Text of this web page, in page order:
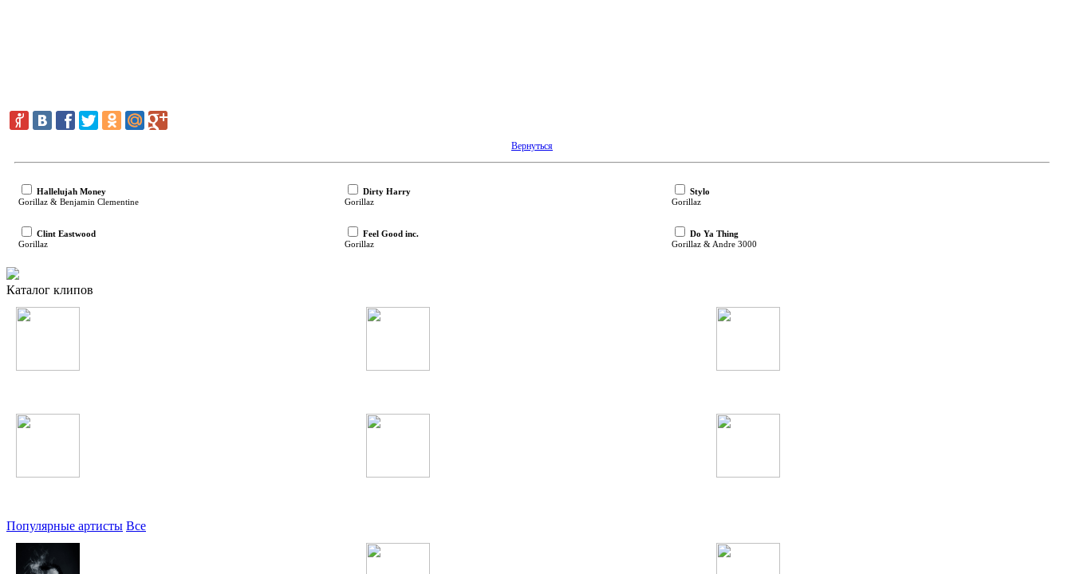
Вернутьcя
Hallelujah Money
Gorillaz & Benjamin Clementine
Dirty Harry
Gorillaz
Stylo
Gorillaz
Clint Eastwood
Gorillaz
Feel Good inc.
Gorillaz
Do Ya Thing
Gorillaz & Andre 3000
Каталог клипов
Популярные артисты Все